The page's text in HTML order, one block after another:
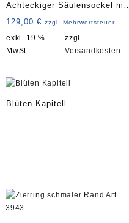
Achteckiger Säulensockel mit
Fußplatte Art. 3667B
129,00 € zzgl. Mehrwertsteuer
exkl. 19 %
MwSt.
zzgl.
Versandkosten
Blüten Kapitell